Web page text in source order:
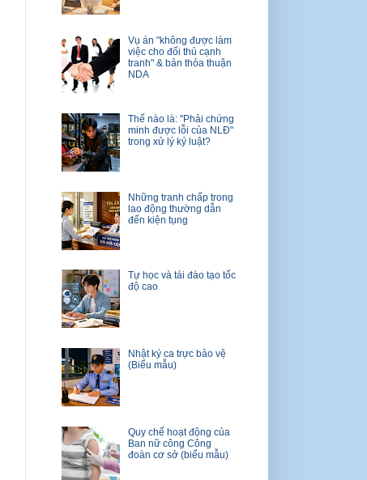
Vụ án "không được làm
việc cho đối thủ cạnh
tranh" & bản thỏa thuận
NDA
Thế nào là: "Phải chứng
minh được lỗi của NLĐ"
trong xử lý kỷ luật?
Những tranh chấp trong
lao động thường dẫn
đến kiện tụng
Tự học và tái đào tạo tốc
độ cao
Nhật ký ca trực bảo vệ
(Biểu mẫu)
Quy chế hoạt động của
Ban nữ công Công
đoàn cơ sở (biểu mẫu)